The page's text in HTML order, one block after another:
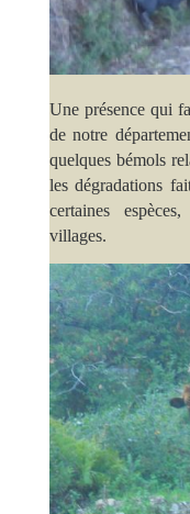
Une présence qui
de notre
quelques bémols
les dégradations
certaines
villages.